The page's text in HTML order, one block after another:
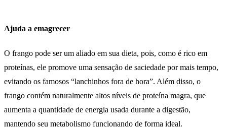
Ajuda a emagrecer
O frango pode ser um aliado em sua dieta, pois, como é rico em
proteínas, ele promove uma sensação de saciedade por mais tempo,
evitando os famosos “lanchinhos fora de hora”. Além disso, o
frango contém naturalmente altos níveis de proteína magra, que
aumenta a quantidade de energia usada durante a digestão,
mantendo seu metabolismo funcionando de forma ideal.